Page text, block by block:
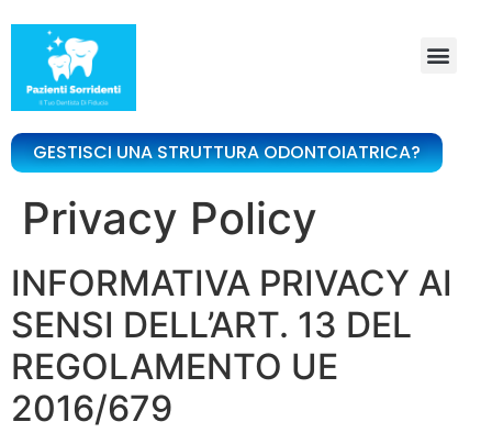
GESTISCI UNA STRUTTURA ODONTOIATRICA?
Privacy Policy
INFORMATIVA PRIVACY AI
SENSI DELL’ART. 13 DEL
REGOLAMENTO UE
2016/679